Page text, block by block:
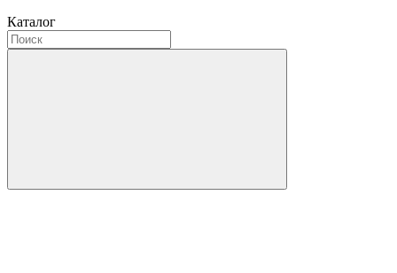
Каталог